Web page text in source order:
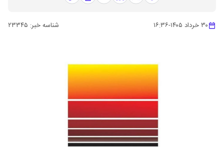
۳۰ خرداد ۱۴۰۵ -۱۶:۳۶ شناسه خبر: ۲۳۳۴۵